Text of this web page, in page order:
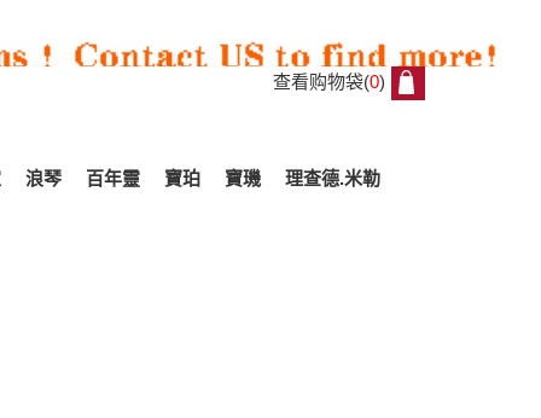
查看购物袋(0)
浪琴 百年靈 寶珀 寶璣 理查德.米勒